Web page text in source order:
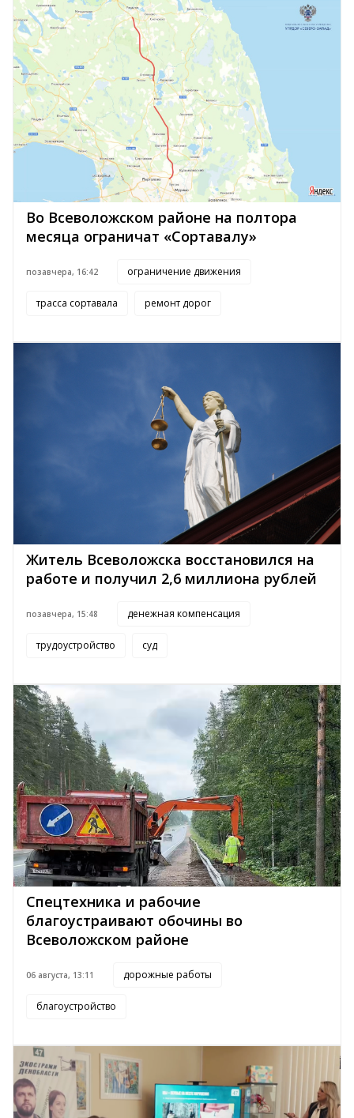
Во Всеволожском районе на полтора
месяца ограничат «Сортавалу»
позавчера, 16:42 ограничение движения
трасса сортавала ремонт дорог
Житель Всеволожска восстановился на
работе и получил 2,6 миллиона рублей
позавчера, 15:48 денежная компенсация
трудоустройство суд
Спецтехника и рабочие
благоустраивают обочины во
Всеволожском районе
06 августа, 13:11 дорожные работы
благоустройство